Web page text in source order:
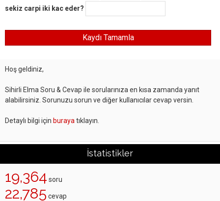
sekiz carpi iki kac eder?
Hoş geldiniz,
Sihirli Elma Soru & Cevap ile sorularınıza en kısa zamanda yanıt
alabilirsiniz. Sorunuzu sorun ve diğer kullanıcılar cevap versin.
Detaylı bilgi için buraya tıklayın.
İstatistikler
19,364 soru
22,785 cevap